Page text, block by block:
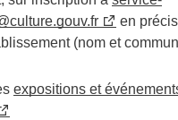
en
(nom et
expositions et